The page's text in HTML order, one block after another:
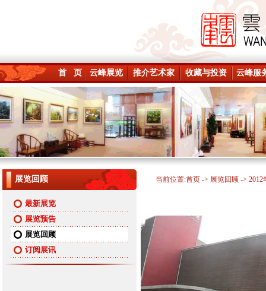
首 页 云峰展览 推介艺术家 收藏与投资 云峰服
展览回顾
最新展览
展览预告
展览回顾
订阅展讯
当前位置:首页-> 展览回顾-> 2012